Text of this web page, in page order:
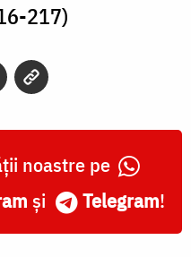
217)
noastre pe
și Telegram!